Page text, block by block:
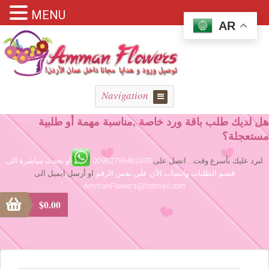
Navigation
هل لديك طلب باقة ورد خاصة ,مناسبة مهمة أو طلبية
مستعجلة؟
لنرد عليك بأسرع وقت... اتصل على 00962796462495
او تحدث مباشرة الى
قسم الطلبات واتساب الآن على نفس الرقم او أرسل ايميل الى
AmmanFlowers@hotmail.com
$0.00
AR
MENU